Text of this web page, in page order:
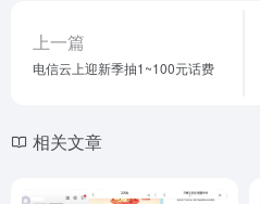
上一篇
电信云上迎新季抽1~100元话费
相关文章